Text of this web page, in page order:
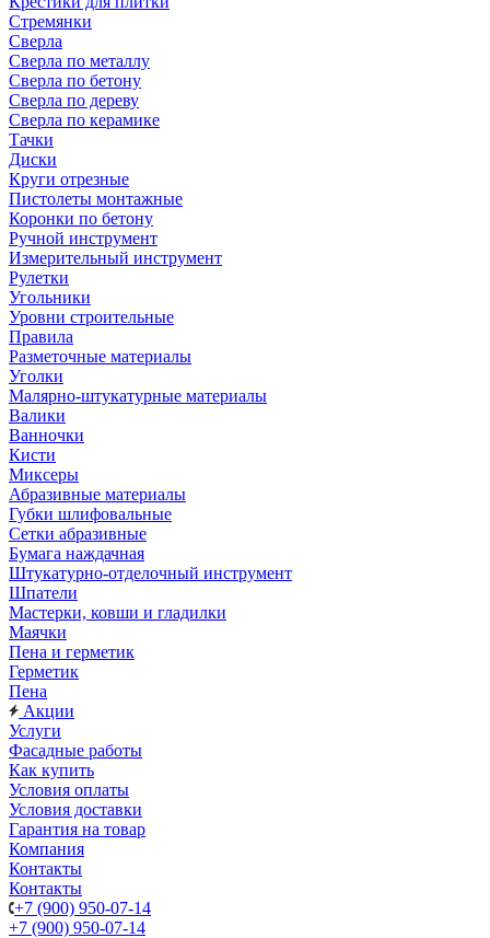
Стремянки
Сверла
Сверла по металлу
Сверла по бетону
Сверла по дереву
Сверла по керамике
Тачки
Диски
Круги отрезные
Пистолеты монтажные
Коронки по бетону
Ручной инструмент
Измерительный инструмент
Рулетки
Угольники
Уровни строительные
Правила
Разметочные материалы
Уголки
Малярно-штукатурные материалы
Валики
Ванночки
Кисти
Миксеры
Абразивные материалы
Губки шлифовальные
Сетки абразивные
Бумага наждачная
Штукатурно-отделочный инструмент
Шпатели
Мастерки, ковши и гладилки
Маячки
Пена и герметик
Герметик
Пена
Акции
Услуги
Фасадные работы
Как купить
Условия оплаты
Условия доставки
Гарантия на товар
Компания
Контакты
Контакты
+7 (900) 950-07-14
+7 (900) 950-07-14